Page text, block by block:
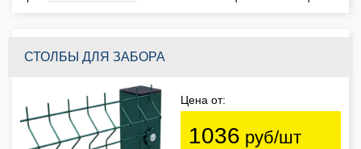
СТОЛБЫ ДЛЯ ЗАБОРА
Цена от:
1036 руб/шт